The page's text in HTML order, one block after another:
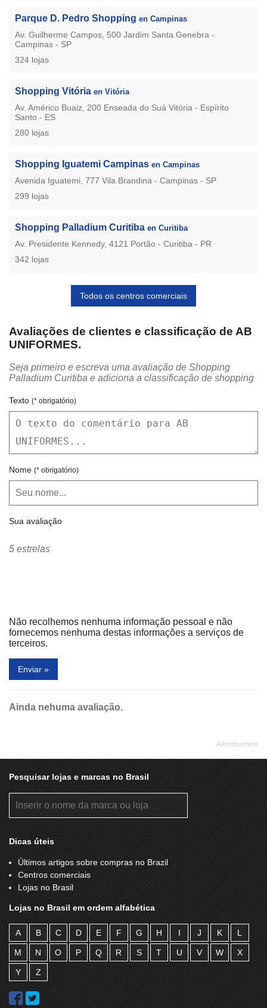
Parque D. Pedro Shopping en Campinas
Av. Guilherme Campos, 500 Jardim Santa Genebra -
Campinas - SP
324 lojas
Shopping Vitória en Vitória
Av. Américo Buaiz, 200 Enseada do Suá Vitória - Espírito
Santo - ES
280 lojas
Shopping Iguatemi Campinas en Campinas
Avenida Iguatemi, 777 Vila Brandina - Campinas - SP
299 lojas
Shopping Palladium Curitiba en Curitiba
Av. Presidente Kennedy, 4121 Portão - Curitiba - PR
342 lojas
Todos os centros comerciais
Avaliações de clientes e classificação de AB
UNIFORMES.
Seja primeiro e escreva uma avaliação de Shopping
Palladium Curitiba e adiciona a classificação de shopping
Texto (* obrigatório)
Nome (* obrigatório)
Sua avaliação
5 estrelas
Não recolhemos nenhuma informação pessoal e não
fornecemos nenhuma destas informações a serviços de
terceiros.
Enviar »
Ainda nehuma avaliação.
Pesquisar lojas e marcas no Brasil
Dicas úteis
Últimos artigos sobre compras no Brazil
Centros comerciais
Lojas no Brasil
Lojas no Brasil em ordem alfabética
A B C D E F G H I J K L
M N O P Q R S T U V W X
Y Z